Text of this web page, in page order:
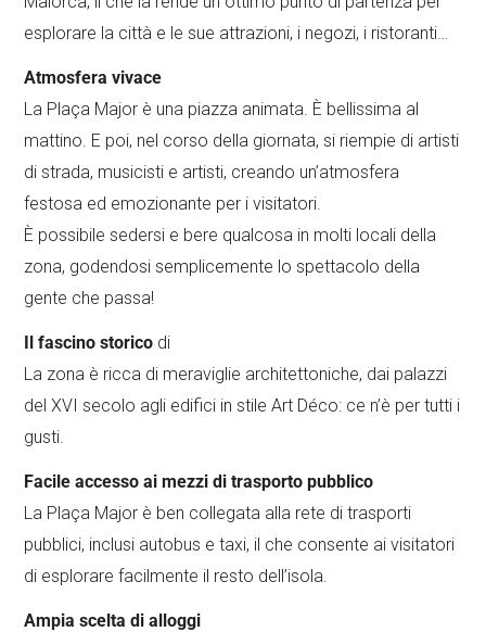
esplorare la città e le sue attrazioni, i negozi, i ristoranti…
Atmosfera vivace
La Plaça Major è una piazza animata. È bellissima al
mattino. E poi, nel corso della giornata, si riempie di artisti
di strada, musicisti e artisti, creando un’atmosfera
festosa ed emozionante per i visitatori.
È possibile sedersi e bere qualcosa in molti locali della
zona, godendosi semplicemente lo spettacolo della
gente che passa!
Il fascino storico di
La zona è ricca di meraviglie architettoniche, dai palazzi
del XVI secolo agli edifici in stile Art Déco: ce n’è per tutti i
gusti.
Facile accesso ai mezzi di trasporto pubblico
La Plaça Major è ben collegata alla rete di trasporti
pubblici, inclusi autobus e taxi, il che consente ai visitatori
di esplorare facilmente il resto dell’isola.
Ampia scelta di alloggi